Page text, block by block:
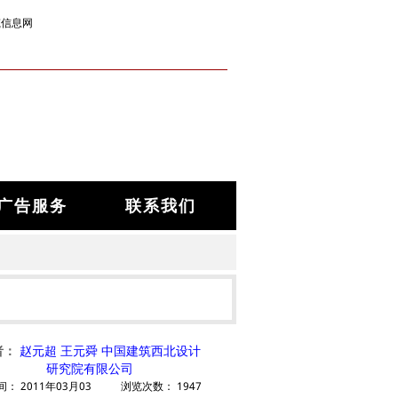
息网
告服务 联系我们
赵元超 王元舜 中国建筑西北设计
研究院有限公司
浏览次数： 1947
： 2011年03月03